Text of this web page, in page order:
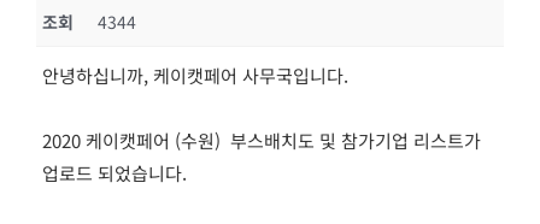
조회
4344
안녕하십니까, 케이캣페어 사무국입니다.
2020 케이캣페어 (수원) 부스배치도 및 참가기업 리스트가
업로드 되었습니다.